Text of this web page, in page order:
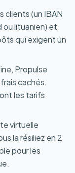
clients (un IBAN
ou lituanien) et
qui exigent un
Propulse
cachés.
les tarifs
virtuelle
la résiliez en 2
pour les